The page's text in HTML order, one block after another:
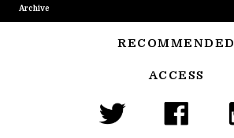
Archive
RECOMMENDED
ACCESS